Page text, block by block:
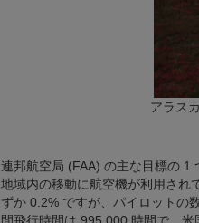
アラス
連邦航空局 (FAA) の主な目標の 1
地域内の移動に航空機が利用され
ずか 0.2% ですが、パイロットの